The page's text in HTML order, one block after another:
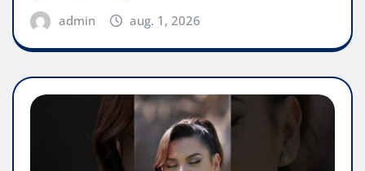
admin aug. 1, 2026